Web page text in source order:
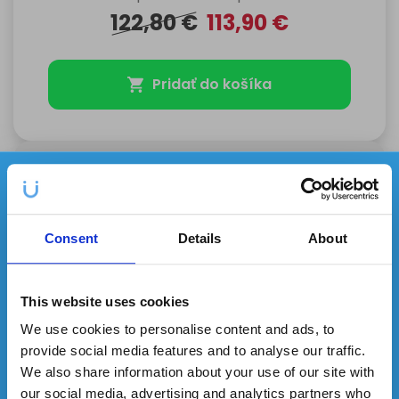
Consent Details About
This website uses cookies
We use cookies to personalise content and ads, to
provide social media features and to analyse our traffic.
We also share information about your use of our site with
our social media, advertising and analytics partners who
122,80€ 113,90 €
Pridať do košíka
Silné bielenie bez citlivosti
✕
Každý mesiac môžete vyhrať3
produkty
z našej ponuky!